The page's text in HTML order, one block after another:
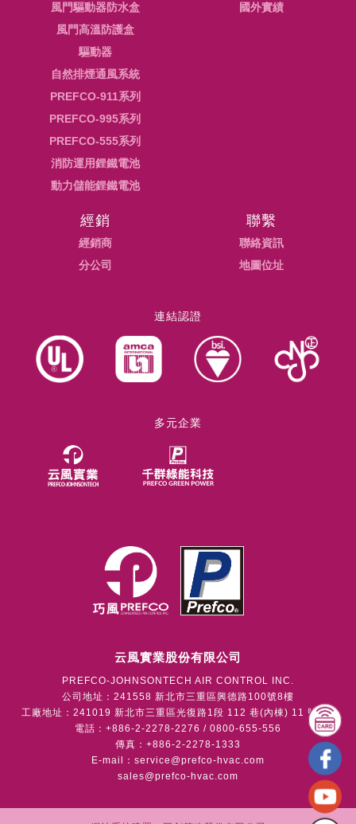
風門驅動器防水盒
風門高溫防護盒
驅動器
自然排煙通風系統
PREFCO-911系列
PREFCO-995系列
PREFCO-555系列
消防運用鋰鐵電池
動力儲能鋰鐵電池
國外實績
經銷
經銷商
分公司
聯繫
聯絡資訊
地圖位址
連結認證
多元企業
云風實業股份有限公司
PREFCO-JOHNSONTECH AIR CONTROL INC.
公司地址：241558 新北市三重區興德路100號8樓
工廠地址：241019 新北市三重區光復路1段 112 巷(內棟) 11 號1樓
電話：+886-2-2278-2276 / 0800-655-556
傳真：+886-2-2278-1333
E-mail： service@prefco-hvac.com
sales@prefco-hvac.com